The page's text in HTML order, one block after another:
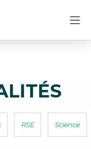
RSE Science